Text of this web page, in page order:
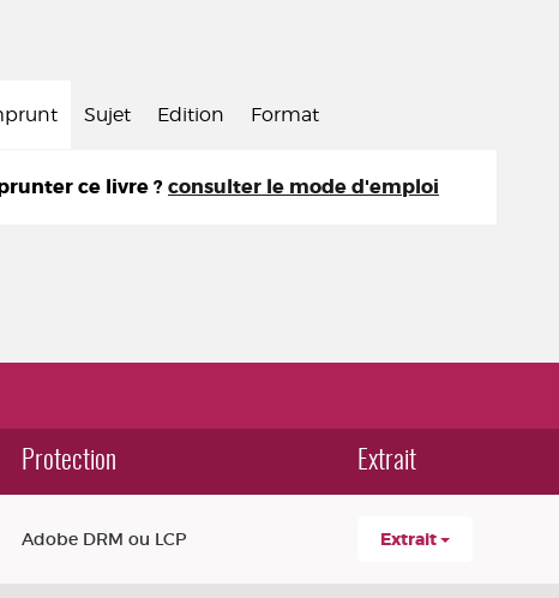
Sujet Edition Format
ce livre ? consulter le mode d'emploi
Protection Extrait
Adobe DRM ou LCP Extrait